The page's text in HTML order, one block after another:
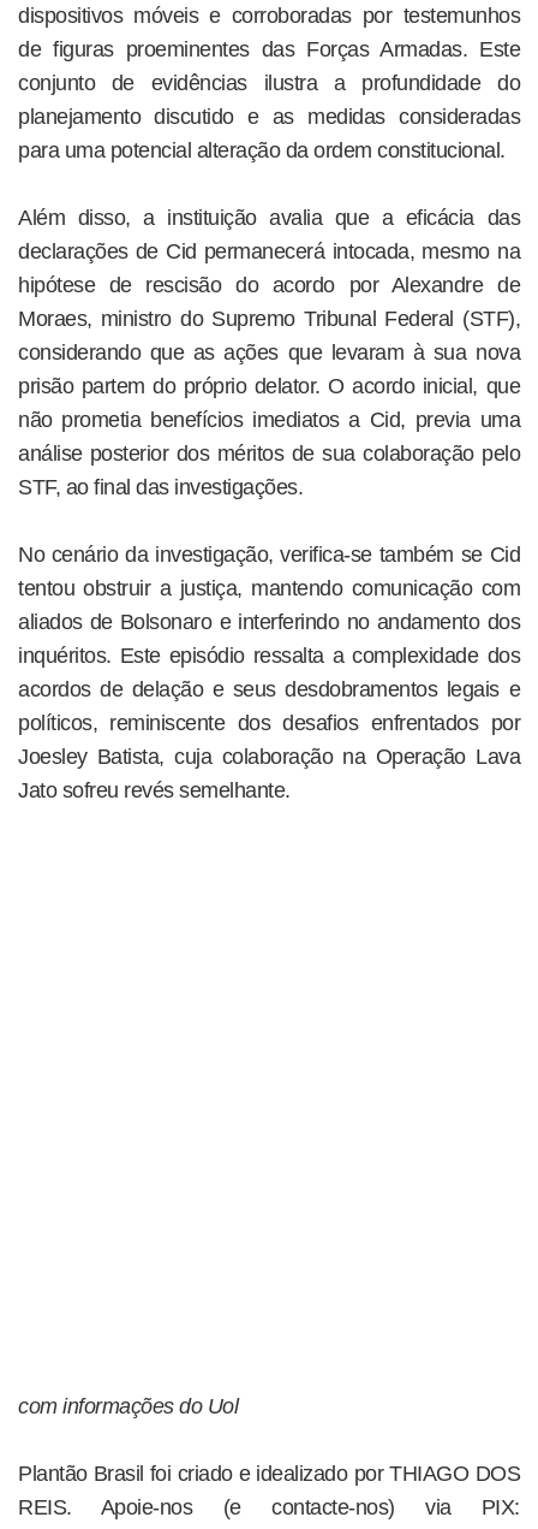
dispositivos móveis e corroboradas por testemunhos
de figuras proeminentes das Forças Armadas. Este
conjunto de evidências ilustra a profundidade do
planejamento discutido e as medidas consideradas
para uma potencial alteração da ordem constitucional.
Além disso, a instituição avalia que a eficácia das
declarações de Cid permanecerá intocada, mesmo na
hipótese de rescisão do acordo por Alexandre de
Moraes, ministro do Supremo Tribunal Federal (STF),
considerando que as ações que levaram à sua nova
prisão partem do próprio delator. O acordo inicial, que
não prometia benefícios imediatos a Cid, previa uma
análise posterior dos méritos de sua colaboração pelo
STF, ao final das investigações.
No cenário da investigação, verifica-se também se Cid
tentou obstruir a justiça, mantendo comunicação com
aliados de Bolsonaro e interferindo no andamento dos
inquéritos. Este episódio ressalta a complexidade dos
acordos de delação e seus desdobramentos legais e
políticos, reminiscente dos desafios enfrentados por
Joesley Batista, cuja colaboração na Operação Lava
Jato sofreu revés semelhante.
com informações do Uol
Plantão Brasil foi criado e idealizado por THIAGO DOS
REIS. Apoie-nos (e contacte-nos) via PIX: